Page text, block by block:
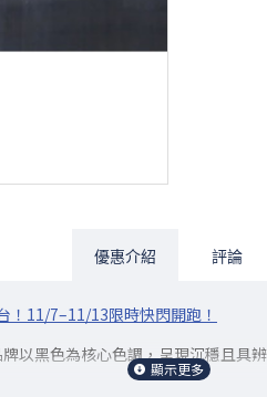
優惠介紹 評論
！11/7–11/13限時快閃開跑！
以黑色為核心色調，呈現沉穩且